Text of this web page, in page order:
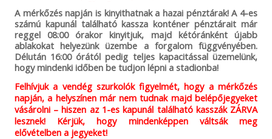
A mérkőzés napján is kinyithatnak a hazai pénztárak! A 4-es
számú kapunál található kassza konténer pénztárait már
reggel 08:00 órakor kinyitjuk, majd kétóránként újabb
ablakokat helyezünk üzembe a forgalom függvényében.
Délután 16:00 órától pedig teljes kapacitással üzemelünk,
hogy mindenki időben be tudjon lépni a stadionba!
Felhívjuk a vendég szurkolók figyelmét, hogy a mérkőzés
napján, a helyszínen már nem tudnak majd belépőjegyeket
vásárolni – hiszen az 1-es kapunál található kasszák ZÁRVA
lesznek! Kérjük, hogy mindenképpen váltsák meg
elővételben a jegyeket!